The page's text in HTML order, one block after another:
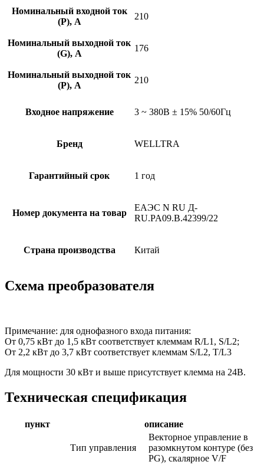
Номинальный входной ток
(P), A
210
Номинальный выходной ток
(G), A
176
Номинальный выходной ток
(P), A
210
Входное напряжение 3 ~ 380B ± 15% 50/60Гц
Бренд WELLTRA
Гарантийный срок 1 год
Номер документа на товар
ЕАЭС N RU Д-
RU.PA09.B.42399/22
Страна производства Китай
Схема преобразователя
Примечание: для однофазного входа питания:
От 0,75 кВт до 1,5 кВт соответствует клеммам R/L1, S/L2;
От 2,2 кВт до 3,7 кВт соответствует клеммам S/L2, T/L3
Для мощности 30 кВт и выше присутствует клемма на 24В.
Техническая спецификация
пункт описание
Тип управления
Векторное управление в
разомкнутом контуре (без
PG), скалярное V/F